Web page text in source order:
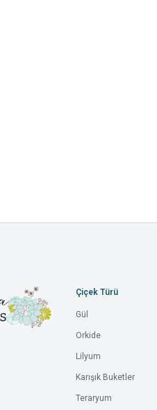
Çiçek Türü
Gül
Orkide
Lilyum
Karışık Buketler
Teraryum